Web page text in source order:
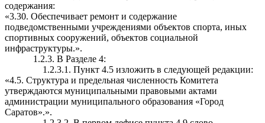
содержания:
«3.30. Обеспечивает ремонт и содержание
подведомственными учреждениями объектов спорта, иных
спортивных сооружений, объектов социальной
инфраструктуры.».
1.2.3. В Разделе 4:
1.2.3.1. Пункт 4.5 изложить в следующей редакции:
«4.5. Структура и предельная численность Комитета
утверждаются муниципальными правовыми актами
администрации муниципального образования «Город
Саратов».».